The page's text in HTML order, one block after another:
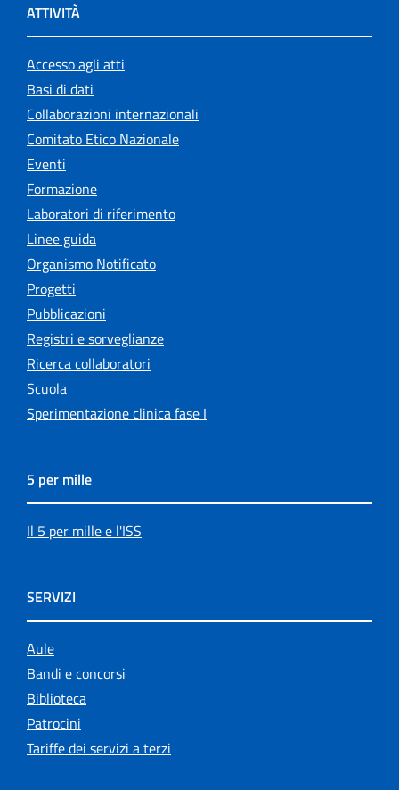
ATTIVITÀ
Accesso agli atti
Basi di dati
Collaborazioni internazionali
Comitato Etico Nazionale
Eventi
Formazione
Laboratori di riferimento
Linee guida
Organismo Notificato
Progetti
Pubblicazioni
Registri e sorveglianze
Ricerca collaboratori
Scuola
Sperimentazione clinica fase I
5 per mille
Il 5 per mille e l'ISS
SERVIZI
Aule
Bandi e concorsi
Biblioteca
Patrocini
Tariffe dei servizi a terzi